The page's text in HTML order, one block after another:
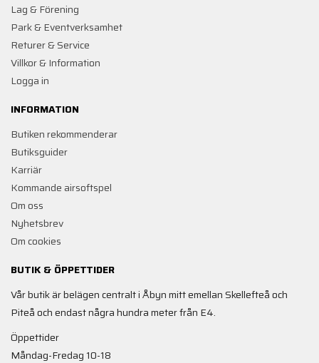
Lag & Förening
Park & Eventverksamhet
Returer & Service
Villkor & Information
Logga in
INFORMATION
Butiken rekommenderar
Butiksguider
Karriär
Kommande airsoftspel
Om oss
Nyhetsbrev
Om cookies
BUTIK & ÖPPETTIDER
Vår butik är belägen centralt i Åbyn mitt emellan Skellefteå och
Piteå och endast några hundra meter från E4.
Öppettider
Måndag-Fredag 10-18